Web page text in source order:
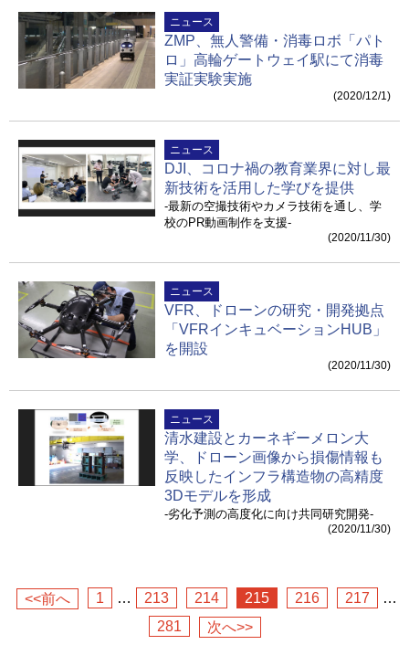
ニュース
ZMP、無人警備・消毒ロボ「パト
ロ」高輪ゲートウェイ駅にて消毒
実証実験実施
(2020/12/1)
ニュース
DJI、コロナ禍の教育業界に対し最
新技術を活用した学びを提供
-最新の空撮技術やカメラ技術を通し、学
校のPR動画制作を支援-
(2020/11/30)
ニュース
VFR、ドローンの研究・開発拠点
「VFRインキュベーションHUB」
を開設
(2020/11/30)
ニュース
清水建設とカーネギーメロン大
学、ドローン画像から損傷情報も
反映したインフラ構造物の高精度
3Dモデルを形成
-劣化予測の高度化に向け共同研究開発-
(2020/11/30)
<<前へ 1 … 213 214 215 216 217
…
281
次へ>>